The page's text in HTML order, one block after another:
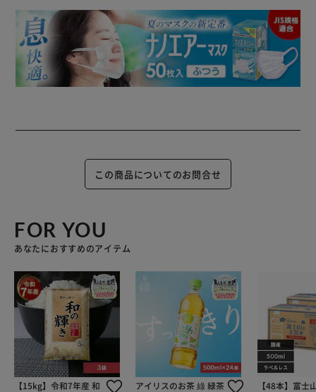
この商品についてのお問合せ
FOR YOU
あなたにおすすめのアイテム
【15kg】令和7年産 和
アイリスのお茶 綠 緑茶
【48本】富士